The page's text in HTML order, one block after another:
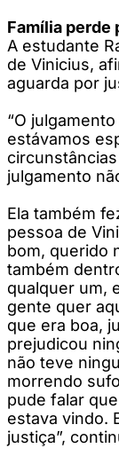
Família perde
A estudante
de Vinicius,
aguarda por
“O
estávamos
julgamento
Ela também
pessoa de
bom, querido
também
qualquer um,
gente quer
que era boa,
prejudicou
não teve
morrendo
pude falar
estava vindo.
justiça”,